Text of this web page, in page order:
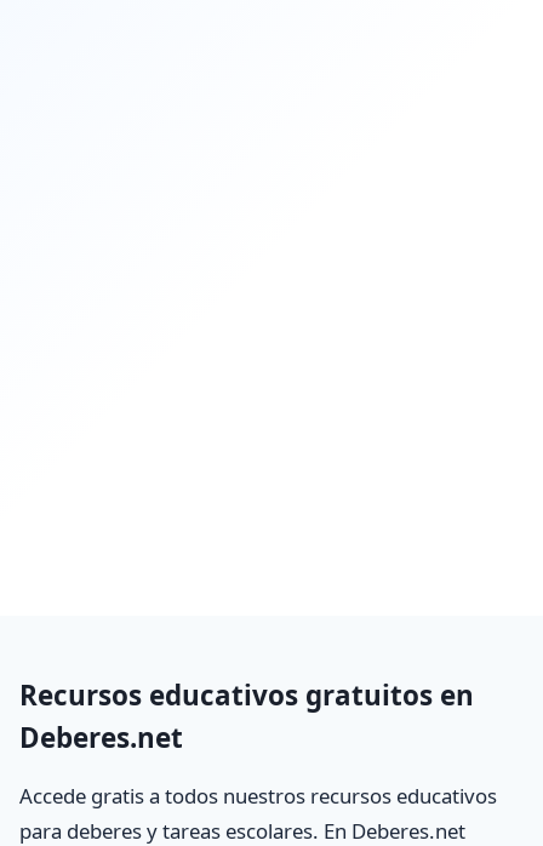
Recursos educativos gratuitos en
Deberes.net
Accede gratis a todos nuestros recursos educativos
para deberes y tareas escolares. En Deberes.net